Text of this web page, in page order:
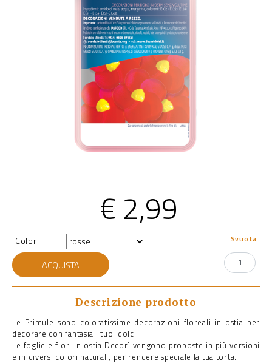
€ 2,99
Colori Svuota
Primule
in
ostia
quantità
ACQUISTA
Descrizione prodotto
Le Primule sono coloratissime decorazioni floreali in ostia per
decorare con fantasia i tuoi dolci.
Le foglie e fiori in ostia Decorì vengono proposte in più versioni
e in diversi colori naturali, per rendere speciale la tua torta.